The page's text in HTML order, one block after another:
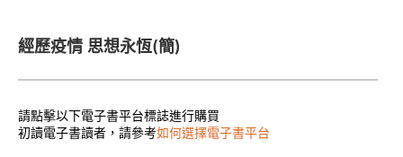
經歷疫情 思想永恆(簡)
請點擊以下電子書平台標誌進行購買
初讀電子書讀者，請參考如何選擇電子書平台